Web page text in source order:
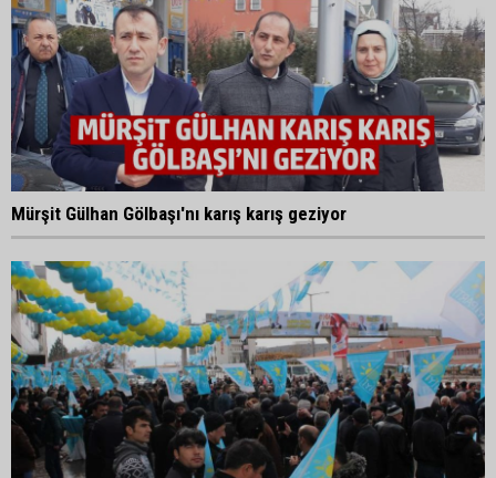
Mürşit Gülhan Gölbaşı'nı karış karış geziyor